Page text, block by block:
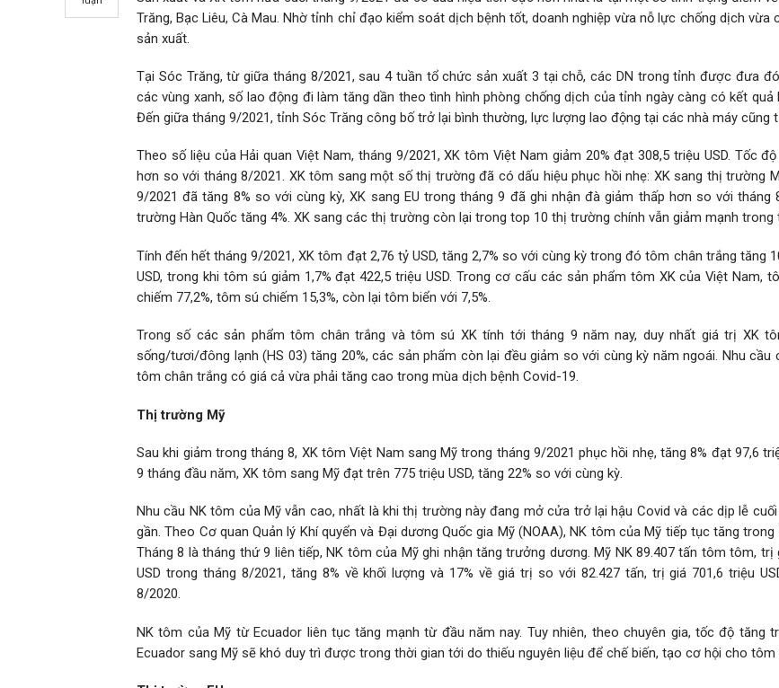
Trăng, Bạc Liêu, Cà Mau. Nhờ tỉnh chỉ đạo kiểm soát dịch bệnh tốt, doanh nghiệp vừa nỗ lực chống dịch vừa
sản xuất.
Tại Sóc Trăng, từ giữa tháng 8/2021, sau 4 tuần tổ chức sản xuất 3 tại chỗ, các DN trong tỉnh được đưa
các vùng xanh, số lao động đi làm tăng dần theo tình hình phòng chống dịch của tỉnh ngày càng có kết quả
Đến giữa tháng 9/2021, tỉnh Sóc Trăng công bố trở lại bình thường, lực lượng lao động tại các nhà máy cũng
Theo số liệu của Hải quan Việt Nam, tháng 9/2021, XK tôm Việt Nam giảm 20% đạt 308,5 triệu USD. Tốc
hơn so với tháng 8/2021. XK tôm sang một số thị trường đã có dấu hiệu phục hồi nhẹ: XK sang thị trường
9/2021 đã tăng 8% so với cùng kỳ, XK sang EU trong tháng 9 đã ghi nhận đà giảm thấp hơn so với tháng
trường Hàn Quốc tăng 4%. XK sang các thị trường còn lại trong top 10 thị trường chính vẫn giảm mạnh trong
Tính đến hết tháng 9/2021, XK tôm đạt 2,76 tỷ USD, tăng 2,7% so với cùng kỳ trong đó tôm chân trắng tăng
USD, trong khi tôm sú giảm 1,7% đạt 422,5 triệu USD. Trong cơ cấu các sản phẩm tôm XK của Việt Nam,
chiếm 77,2%, tôm sú chiếm 15,3%, còn lại tôm biển với 7,5%.
Trong số các sản phẩm tôm chân trắng và tôm sú XK tính tới tháng 9 năm nay, duy nhất giá trị XK
sống/tươi/đông lạnh (HS 03) tăng 20%, các sản phẩm còn lại đều giảm so với cùng kỳ năm ngoái. Nhu cầu
tôm chân trắng có giá cả vừa phải tăng cao trong mùa dịch bệnh Covid-19.
Thị trường Mỹ
Sau khi giảm trong tháng 8, XK tôm Việt Nam sang Mỹ trong tháng 9/2021 phục hồi nhẹ, tăng 8% đạt 97,6
9 tháng đầu năm, XK tôm sang Mỹ đạt trên 775 triệu USD, tăng 22% so với cùng kỳ.
Nhu cầu NK tôm của Mỹ vẫn cao, nhất là khi thị trường này đang mở cửa trở lại hậu Covid và các dịp lễ
gần. Theo Cơ quan Quản lý Khí quyển và Đại dương Quốc gia Mỹ (NOAA), NK tôm của Mỹ tiếp tục tăng
Tháng 8 là tháng thứ 9 liên tiếp, NK tôm của Mỹ ghi nhận tăng trưởng dương. Mỹ NK 89.407 tấn tôm tôm, trị
USD trong tháng 8/2021, tăng 8% về khối lượng và 17% về giá trị so với 82.427 tấn, trị giá 701,6 triệu
8/2020.
NK tôm của Mỹ từ Ecuador liên tục tăng mạnh từ đầu năm nay. Tuy nhiên, theo chuyên gia, tốc độ tăng
Ecuador sang Mỹ sẽ khó duy trì được trong thời gian tới do thiếu nguyên liệu để chế biến, tạo cơ hội cho tôm